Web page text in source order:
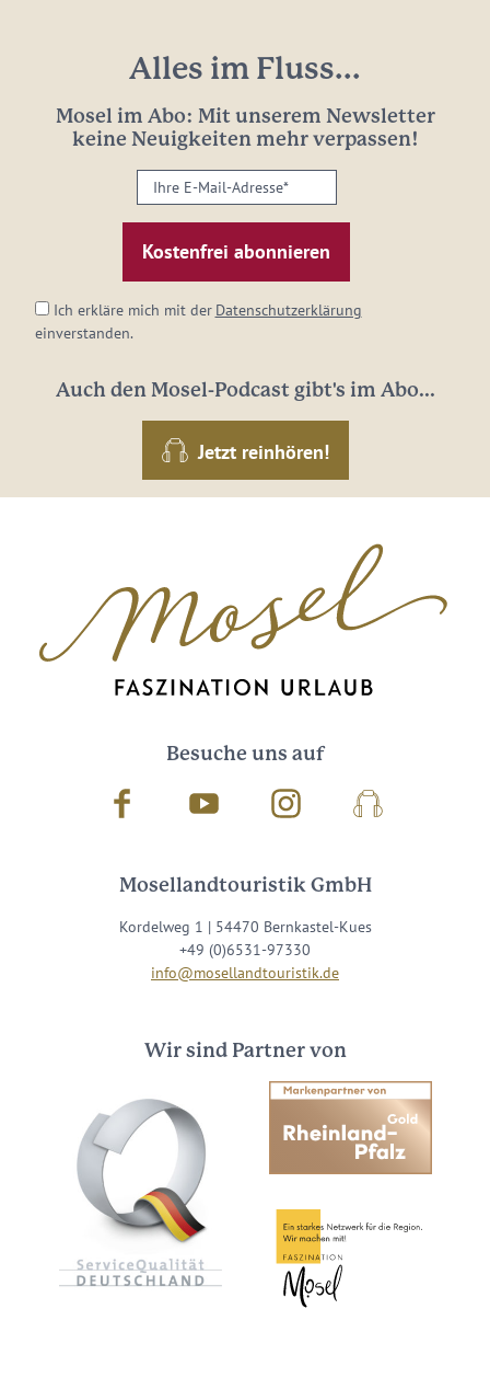
Alles im Fluss...
Mosel im Abo: Mit unserem Newsletter
keine Neuigkeiten mehr verpassen!
Ihre
E-
Mail-
Adresse:
Ich erkläre mich mit der Datenschutzerklärung
einverstanden.
Auch den Mosel-Podcast gibt's im Abo...
Jetzt reinhören!
Besuche uns auf
Facebook Youtube InstagramPodcast
Mosellandtouristik GmbH
Kordelweg 1 | 54470 Bernkastel-Kues
+49 (0)6531-97330
info@mosellandtouristik.de
Wir sind Partner von